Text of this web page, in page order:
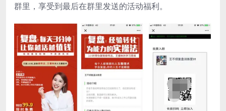
群里，享受到最后在群里发送的活动福利。